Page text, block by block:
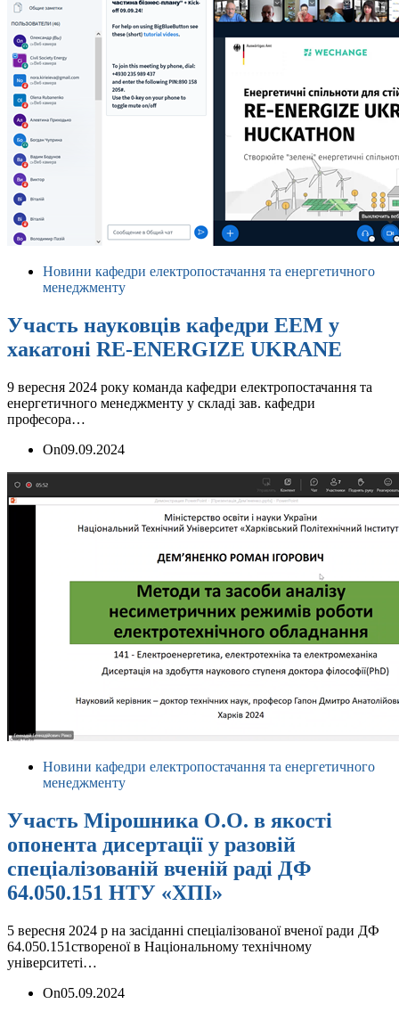
Новини кафедри електропостачання та енергетичного
менеджменту
Участь науковців кафедри ЕЕМ у
хакатоні RE-ENERGIZE UKRANE
9 вересня 2024 року команда кафедри електропостачання та
енергетичного менеджменту у складі зав. кафедри
професора…
On09.09.2024
Новини кафедри електропостачання та енергетичного
менеджменту
Участь Мірошника О.О. в якості
опонента дисертації у разовій
спеціалізованій вченій раді ДФ
64.050.151 НТУ «ХПІ»
5 вересня 2024 р на засіданні спеціалізованої вченої ради ДФ
64.050.151створеної в Національному технічному
університеті…
On05.09.2024